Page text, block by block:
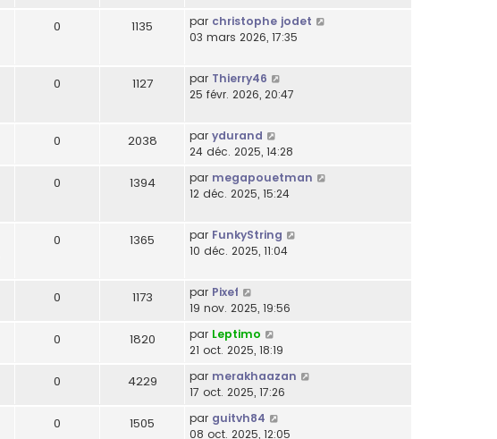
0 1135 par christophe jodet
03 mars 2026, 17:35
0 1127 par Thierry46
25 févr. 2026, 20:47
0 2038 par ydurand
24 déc. 2025, 14:28
0 1394 par megapouetman
12 déc. 2025, 15:24
0 1365 par FunkyString
10 déc. 2025, 11:04
0 1173 par Pixef
19 nov. 2025, 19:56
0 1820 par Leptimo
21 oct. 2025, 18:19
0 4229 par merakhaazan
17 oct. 2025, 17:26
0 1505 par guitvh84
08 oct. 2025, 12:05